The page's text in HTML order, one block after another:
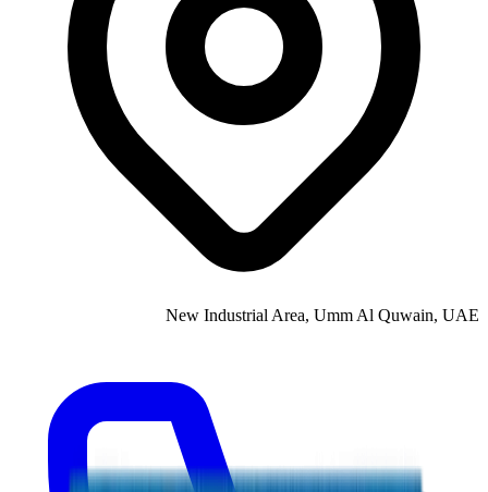
New Industrial Area, Umm Al Quwain, UAE